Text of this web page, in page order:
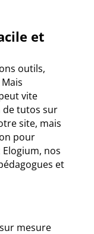
et
outils,
vite
de tutos sur
site, mais
pour
nos
et
mesure